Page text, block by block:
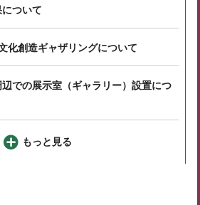
ついて
化創造ギャザリングについて
での展示室（ギャラリー）設置につ
もっと見る